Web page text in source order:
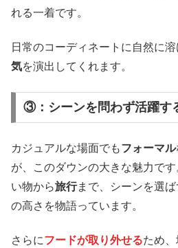
れる一着です。
日常のコーディネートに自然に溶
気を演出してくれます。
③：シーンを問わず活躍す
カジュアルな場面でもフォーマル
が、このダウンの大きな魅力です
い物から旅行まで、シーンを選
の高さを物語っています。
さらにフードが取り外せるため